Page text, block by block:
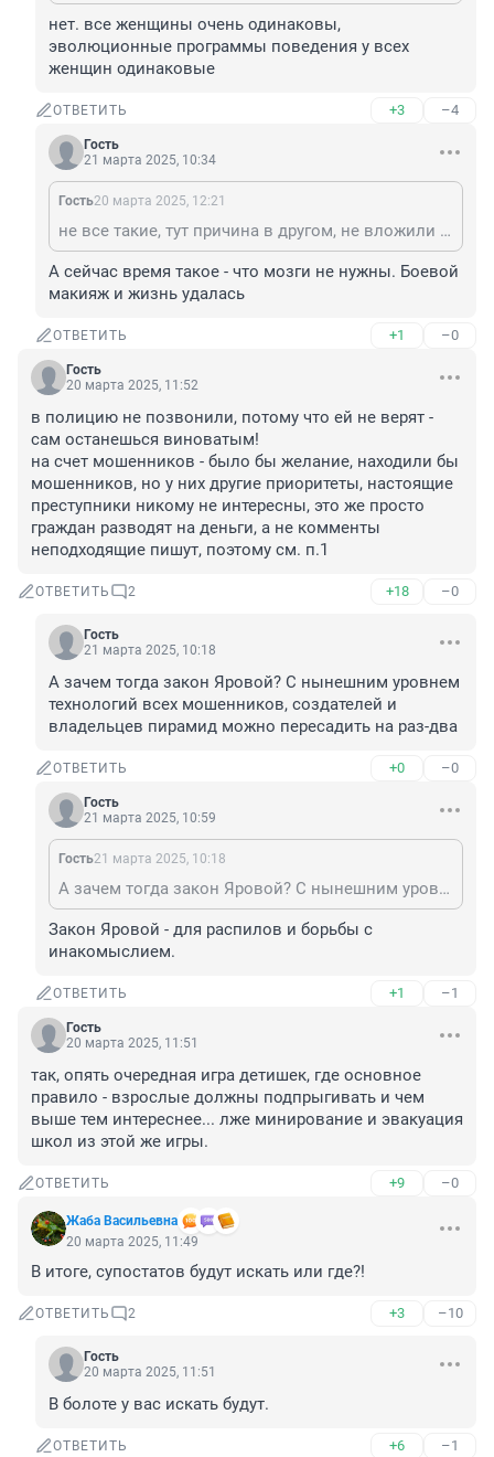
нет. все женщины очень одинаковы,
эволюционные программы поведения у всех
женщин одинаковые
ОТВЕТИТЬ +3 –4
Гость
21 марта 2025, 10:34
Гость20 марта 2025, 12:21
не все такие, тут причина в другом, не вложили мозгов родители.
А сейчас время такое - что мозги не нужны. Боевой
макияж и жизнь удалась
ОТВЕТИТЬ +1 –0
Гость
20 марта 2025, 11:52
в полицию не позвонили, потому что ей не верят -
сам останешься виноватым!
на счет мошенников - было бы желание, находили бы
мошенников, но у них другие приоритеты, настоящие
преступники никому не интересны, это же просто
граждан разводят на деньги, а не комменты
неподходящие пишут, поэтому см. п.1
ОТВЕТИТЬ 2 +18 –0
Гость
21 марта 2025, 10:18
А зачем тогда закон Яровой? С нынешним уровнем
технологий всех мошенников, создателей и
владельцев пирамид можно пересадить на раз-два
ОТВЕТИТЬ +0 –0
Гость
21 марта 2025, 10:59
Гость21 марта 2025, 10:18
А зачем тогда закон Яровой? С нынешним уровнем технологий всех мошенников, создателей и владельцев пирамид можно пересадить на раз-два
Закон Яровой - для распилов и борьбы с
инакомыслием.
ОТВЕТИТЬ +1 –1
Гость
20 марта 2025, 11:51
так, опять очередная игра детишек, где основное
правило - взрослые должны подпрыгивать и чем
выше тем интереснее... лже минирование и эвакуация
школ из этой же игры.
ОТВЕТИТЬ +9 –0
Жаба Васильевна
20 марта 2025, 11:49
В итоге, супостатов будут искать или где?!
ОТВЕТИТЬ 2 +3 –10
Гость
20 марта 2025, 11:51
В болоте у вас искать будут.
ОТВЕТИТЬ +6 –1